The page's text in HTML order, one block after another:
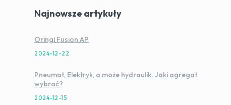
Najnowsze artykuły
Oringi Fusion AP
2024-12-22
Pneumat, Elektryk, a może hydraulik. Jaki agregat
wybrać?
2024-12-15